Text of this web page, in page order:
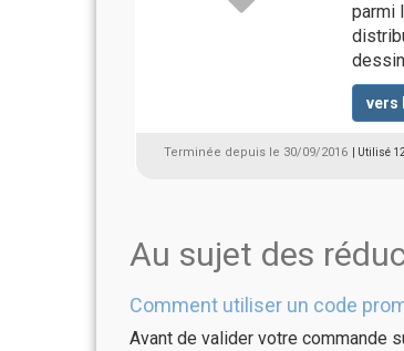
parmi
vers
Terminée depuis le 30/09/2016 | Utilisé
Au sujet des
Comment utiliser un code
Avant de valider votre commande